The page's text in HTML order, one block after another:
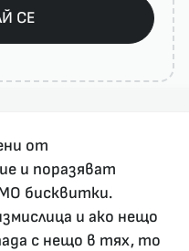
СЕ
на
от
и поразяват
бисквитки.
и ако нещо
с нещо в тях, то